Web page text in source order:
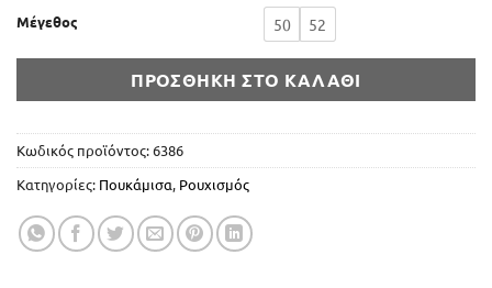
Μέγεθος 50 52
ΠΡΟΣΘΉΚΗ ΣΤΟ ΚΑΛΆΘΙ
Κωδικός προϊόντος:6386
Κατηγορίες: Πουκάμισα, Ρουχισμός